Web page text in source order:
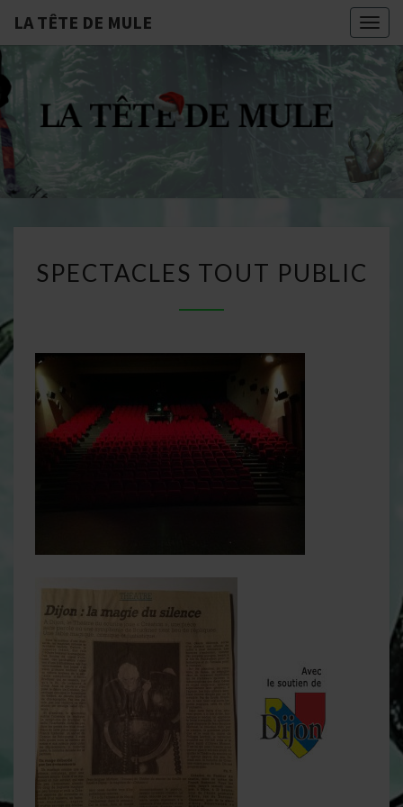
LA TÊTE DE MULE
LA
Compagnie De
TOUT
SPECTACLES TOUT PUBLIC